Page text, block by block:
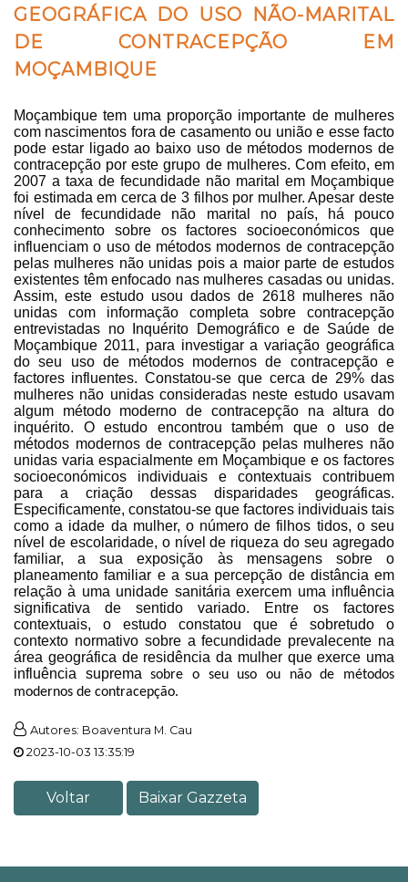
GEOGRÁFICA DO USO NÃO-MARITAL
DE CONTRACEPÇÃO EM
MOÇAMBIQUE
Moçambique tem uma proporção importante de mulheres
com nascimentos fora de casamento ou união e esse facto
pode estar ligado ao baixo uso de métodos modernos de
contracepção por este grupo de mulheres. Com efeito, em
2007 a taxa de fecundidade não marital em Moçambique
foi estimada em cerca de 3 filhos por mulher. Apesar deste
nível de fecundidade não marital no país, há pouco
conhecimento sobre os factores socioeconómicos que
influenciam o uso de métodos modernos de contracepção
pelas mulheres não unidas pois a maior parte de estudos
existentes têm enfocado nas mulheres casadas ou unidas.
Assim, este estudo usou dados de 2618 mulheres não
unidas com informação completa sobre contracepção
entrevistadas no Inquérito Demográfico e de Saúde de
Moçambique 2011, para investigar a variação geográfica
do seu uso de métodos modernos de contracepção e
factores influentes. Constatou-se que cerca de 29% das
mulheres não unidas consideradas neste estudo usavam
algum método moderno de contracepção na altura do
inquérito. O estudo encontrou também que o uso de
métodos modernos de contracepção pelas mulheres não
unidas varia espacialmente em Moçambique e os factores
socioeconómicos individuais e contextuais contribuem
para a criação dessas disparidades geográficas.
Especificamente, constatou-se que factores individuais tais
como a idade da mulher, o número de filhos tidos, o seu
nível de escolaridade, o nível de riqueza do seu agregado
familiar, a sua exposição às mensagens sobre o
planeamento familiar e a sua percepção de distância em
relação à uma unidade sanitária exercem uma influência
significativa de sentido variado. Entre os factores
contextuais, o estudo constatou que é sobretudo o
contexto normativo sobre a fecundidade prevalecente na
área geográfica de residência da mulher que exerce uma
influência supremasobre o seu uso ou não de métodos
modernos de contracepção.
Autores: Boaventura M. Cau
2023-10-03 13:35:19
Voltar Baixar Gazzeta